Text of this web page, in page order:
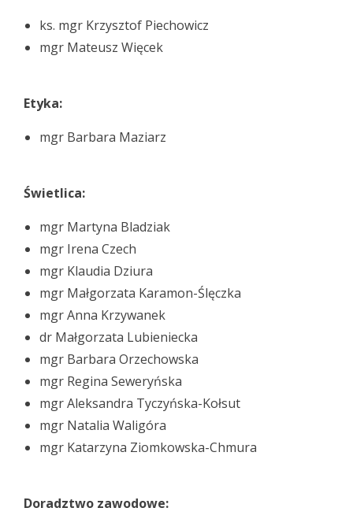
ks. mgr Krzysztof Piechowicz
mgr Mateusz Więcek
Etyka:
mgr Barbara Maziarz
Świetlica:
mgr Martyna Bladziak
mgr Irena Czech
mgr Klaudia Dziura
mgr Małgorzata Karamon-Ślęczka
mgr Anna Krzywanek
dr Małgorzata Lubieniecka
mgr Barbara Orzechowska
mgr Regina Seweryńska
mgr Aleksandra Tyczyńska-Kołsut
mgr Natalia Waligóra
mgr Katarzyna Ziomkowska-Chmura
Doradztwo zawodowe: